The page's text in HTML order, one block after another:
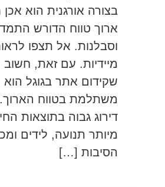
בצורה אורגנית הוא
ארוך טווח הדורש
וסבלנות. אל תצפו
מיידיות. עם זאת, חשוב
שקידום אתר בגוגל
משתלמת בטווח
דירוג גבוה בתוצאות
מיותר תנועה, לידים
הסיבות […]